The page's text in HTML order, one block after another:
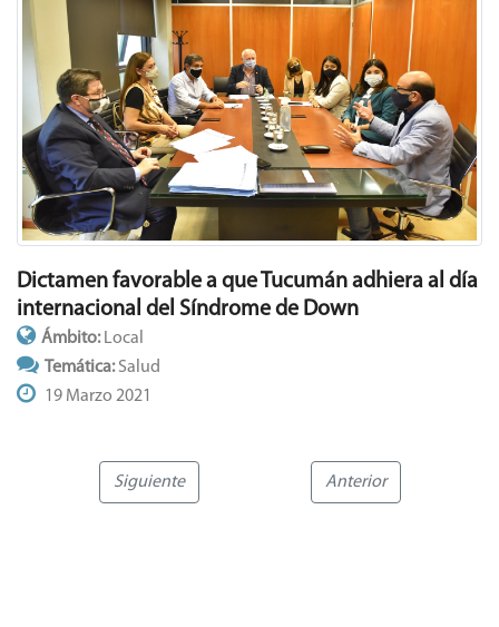
Dictamen favorable a que Tucumán adhiera al día
internacional del Síndrome de Down
Ámbito: Local
Temática:Salud
19 Marzo 2021
Siguiente Anterior